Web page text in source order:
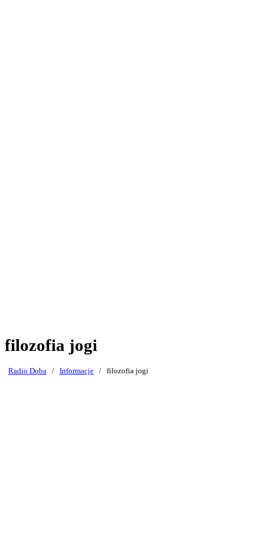
filozofia jogi
Radio Doba / Informacje / filozofia jogi